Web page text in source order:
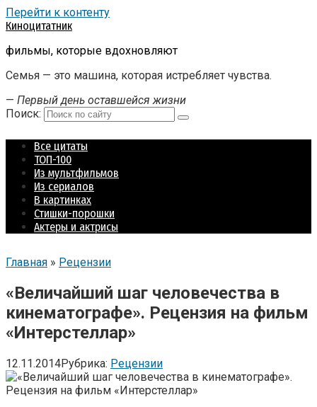
Перейти к контенту
Киноцитатник
фильмы, которые вдохновляют
Семья — это машина, которая истребляет чувства.
— Первый день оставшейся жизни
Поиск:
Все цитаты
ТОП-100
Из мультфильмов
Из сериалов
В картинках
Стишки-порошки
Актеры и актрисы
Главная » Рецензии
«Величайший шаг человечества в
кинематографе». Рецензия на фильм
«Интерстеллар»
12.11.2014Рубрика: Рецензии